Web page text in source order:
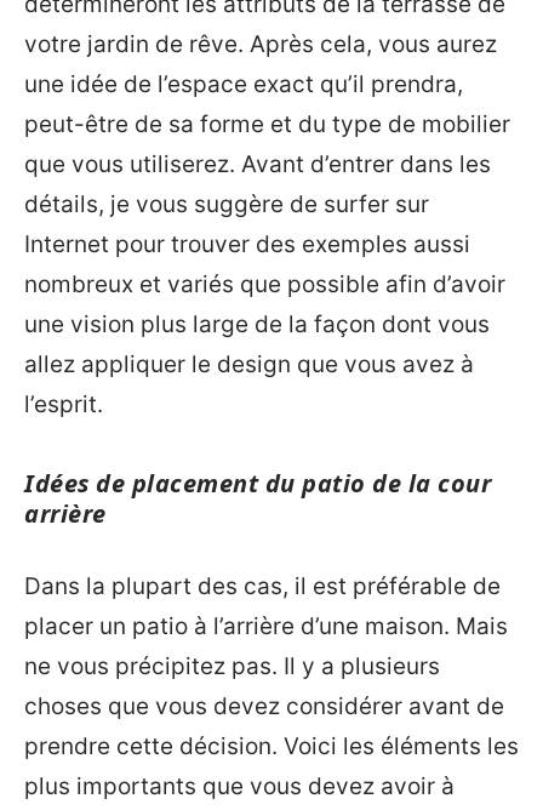
votre jardin de rêve. Après cela, vous aurez
une idée de l’espace exact qu’il prendra,
peut-être de sa forme et du type de mobilier
que vous utiliserez. Avant d’entrer dans les
détails, je vous suggère de surfer sur
Internet pour trouver des exemples aussi
nombreux et variés que possible afin d’avoir
une vision plus large de la façon dont vous
allez appliquer le design que vous avez à
l’esprit.
Idées de placement du patio de la cour
arrière
Dans la plupart des cas, il est préférable de
placer un patio à l’arrière d’une maison. Mais
ne vous précipitez pas. Il y a plusieurs
choses que vous devez considérer avant de
prendre cette décision. Voici les éléments les
plus importants que vous devez avoir à